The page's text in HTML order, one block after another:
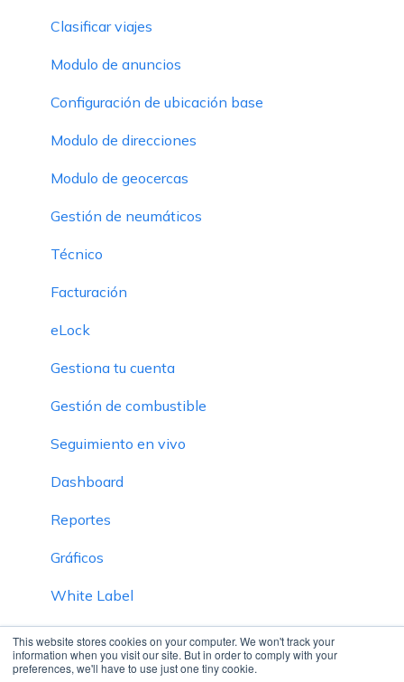
This website stores cookies on your computer. We won't track your
information when you visit our site. But in order to comply with your
preferences, we'll have to use just one tiny cookie.
Clasificar viajes
Modulo de anuncios
Configuración de ubicación base
Modulo de direcciones
Modulo de geocercas
Gestión de neumáticos
Técnico
Facturación
eLock
Gestiona tu cuenta
Gestión de combustible
Seguimiento en vivo
Dashboard
Reportes
Gráficos
White Label
Inventario
Definición de SOP